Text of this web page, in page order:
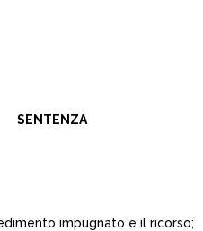
SENTENZA
impugnato e il ricorso;